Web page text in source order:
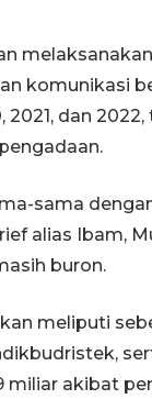
komunikasi
dan
sama
alias Ibam,
buron.
meliputi
miliar akibat
Lebih
di